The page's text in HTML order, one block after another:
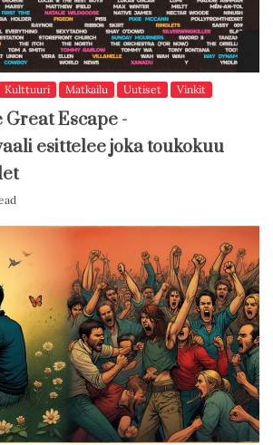
Kulttuuri Matkailu Uutiset Vinkit
Escape -
esittelee joka toukokuu